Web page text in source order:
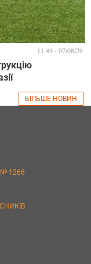
11:49 - 07/08/26
БІЛЬШЕ НОВИН
1266